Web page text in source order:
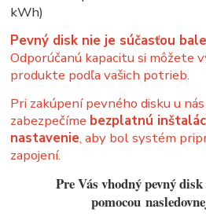
kWh)
Pevný disk nie je súčasťou
Odporúčanú kapacitu si môžete
produkte podľa vašich potrieb.
Pri zakúpení pevného disku u nás
zabezpečíme bezplatnú
nastavenie, aby bol systém
zapojení.
Pre Vás vhodný pevný
pomocou